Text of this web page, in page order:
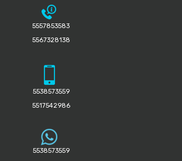
5557853583
5567328138
5538573559
5517542986
5538573559